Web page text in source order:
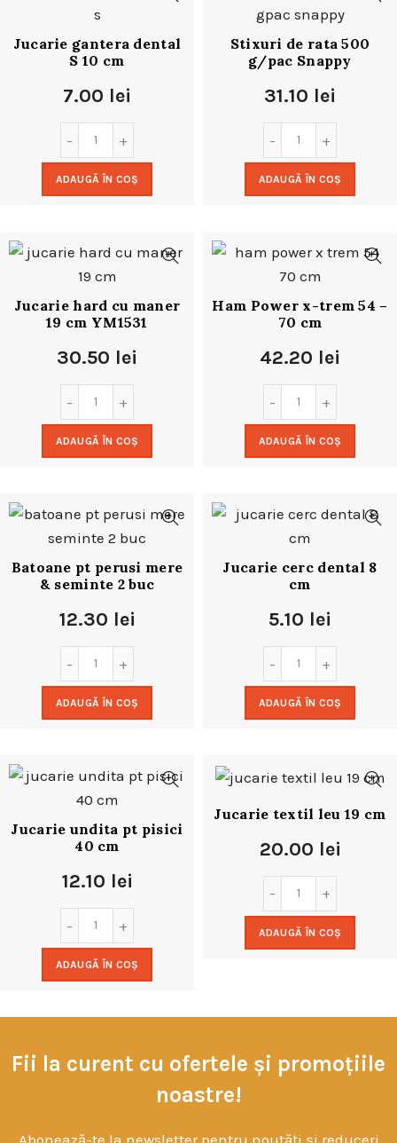
Jucarie gantera dental
S 10 cm
7.00 lei
ADAUGĂ ÎN COȘ
Stixuri de rata 500
g/pac Snappy
31.10 lei
ADAUGĂ ÎN COȘ
Jucarie hard cu maner
19 cm YM1531
30.50 lei
ADAUGĂ ÎN COȘ
Ham Power x-trem 54 –
70 cm
42.20 lei
ADAUGĂ ÎN COȘ
Batoane pt perusi mere
& seminte 2 buc
12.30 lei
ADAUGĂ ÎN COȘ
Jucarie cerc dental 8
cm
5.10 lei
ADAUGĂ ÎN COȘ
Jucarie undita pt pisici
40 cm
12.10 lei
ADAUGĂ ÎN COȘ
Jucarie textil leu 19 cm
20.00 lei
ADAUGĂ ÎN COȘ
Fii la curent cu ofertele și promoțiile
noastre!